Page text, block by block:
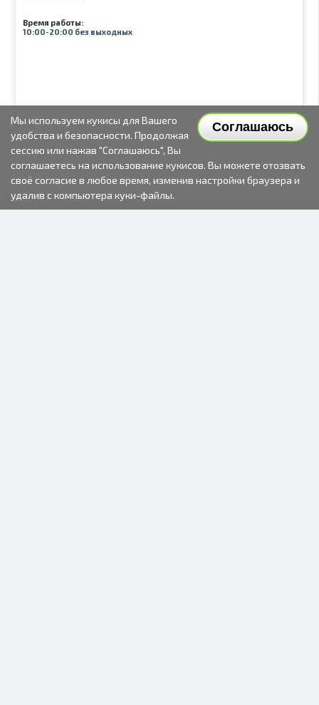
Время работы:
10:00-20:00 без выходных
Соглашаюсь
Мы используем кукисы для Вашего
удобства и безопасности. Продолжая
сессию или нажав "Соглашаюсь", Вы
соглашаетесь на использование кукисов. Вы можете отозвать
своё согласие в любое время, изменив настройки браузера и
удалив с компьютера куки-файлы.